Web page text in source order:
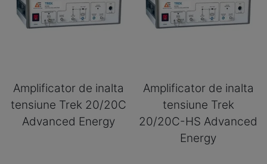
Amplificator de inalta
tensiune Trek 20/20C
Advanced Energy
Amplificator de inalta
tensiune Trek
20/20C-HS Advanced
Energy